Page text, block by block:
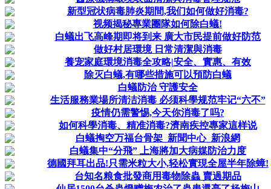
新型冠状病毒肺炎期間,我们如何做好消毒?
视频揭秘專業團隊如何除白蟻!
白蟻出飞高峰期即将到来 廣大市民提前做好防范
做好村居環境 日常清潔與消毒
養宠家庭環境消毒全攻略|安全、實惠、有效
除灭白蟻,有哪些措施可以預防白蟻
白蟻防治 守護安全
生活服務業場所清洁消毒 必须科學规范牢记“六不”
疫情仍需警惕,今天你消毒了吗?
如何科學消毒、精准消毒?濟南疾控專家這样说
白蟻掏空万福台骨架_新聞中心_新浪網
白蟻集中“分飛” 上海將加大病媒防治力度
德國拜耳出品!只需米粒大小,轻松實現全屋半年除蟑!
台知名粮食批發商用毒物除蟲 賣過期品